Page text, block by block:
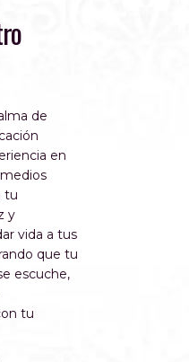
de
en
tu
y
vida a tus
que tu
escuche,
tu